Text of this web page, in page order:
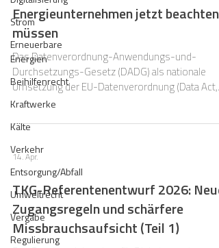
Strom
Erneuerbare
Energien
Beihilfenrecht
Kraftwerke
Kälte
Verkehr
Entsorgung/Abfall
Umweltrecht
Vergabe
Regulierung
erlassen wurde, schlägt die Reform unm
Energieunternehmen jetzt beachten
müssen
Das Datenverordnung-Anwendungs-und-
Durchsetzungs-Gesetz (DADG) als nationale
Umsetzung der EU-Datenverordnung (Data Act,
VO (EU) 2023/2854) wurde am 29.5.2026
14. Apr.
TKG-Referentenentwurf 2026: Neue
Zugangsregeln und schärfere
Missbrauchsaufsicht (Teil 1)